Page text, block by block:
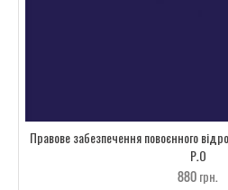
Правове забезпечення повоєнного
Р.О
880грн.